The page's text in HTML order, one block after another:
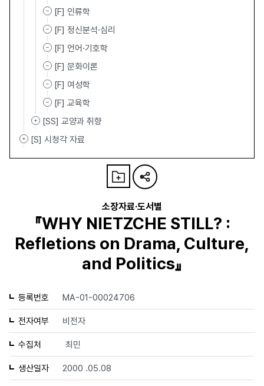
[F] 인류학
[F] 정신분석·심리
[F] 언어·기호학
[F] 문화이론
[F] 여성학
[F] 교육학
[SS] 교양과 취향
[S] 시청각 자료
소장자료·도서별
『WHY NIETZCHE STILL? :
Refletions on Drama, Culture,
and Politics』
등록번호 MA-01-00024706
전자여부 비전자
수집처 최민
생산일자 2000 .05.08